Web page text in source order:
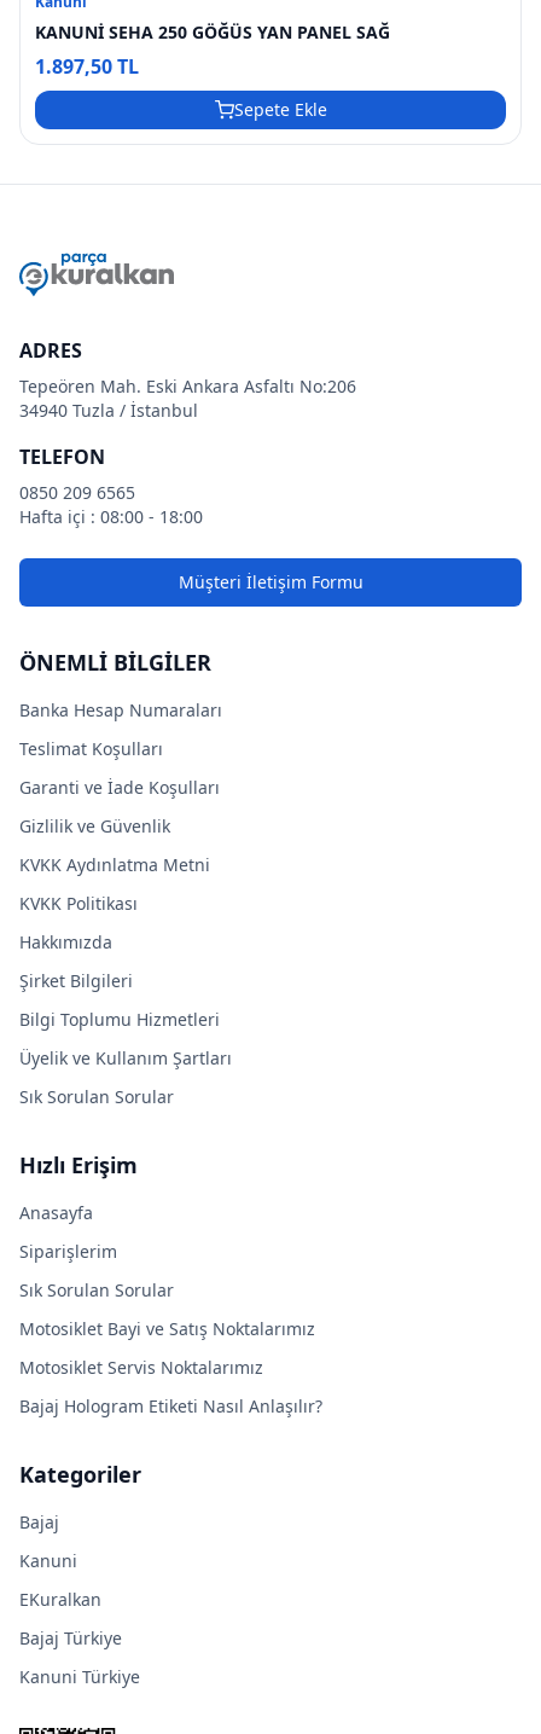
KANUNİ SEHA 250 GÖĞÜS YAN PANEL SAĞ
1.897,50 TL
Sepete Ekle
ADRES
Tepeören Mah. Eski Ankara Asfaltı No:206
34940 Tuzla / İstanbul
TELEFON
0850 209 6565
Hafta içi : 08:00 - 18:00
Müşteri İletişim Formu
ÖNEMLİ BİLGİLER
Banka Hesap Numaraları
Teslimat Koşulları
Garanti ve İade Koşulları
Gizlilik ve Güvenlik
KVKK Aydınlatma Metni
KVKK Politikası
Hakkımızda
Şirket Bilgileri
Bilgi Toplumu Hizmetleri
Üyelik ve Kullanım Şartları
Sık Sorulan Sorular
Hızlı Erişim
Anasayfa
Siparişlerim
Sık Sorulan Sorular
Motosiklet Bayi ve Satış Noktalarımız
Motosiklet Servis Noktalarımız
Bajaj Hologram Etiketi Nasıl Anlaşılır?
Kategoriler
Bajaj
Kanuni
EKuralkan
Bajaj Türkiye
Kanuni Türkiye